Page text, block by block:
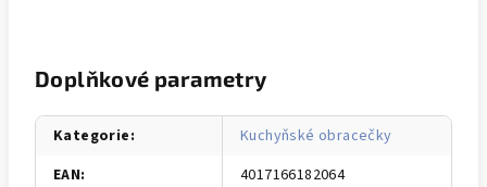
Doplňkové parametry
Kategorie:
Kuchyňské obracečky
EAN:
4017166182064